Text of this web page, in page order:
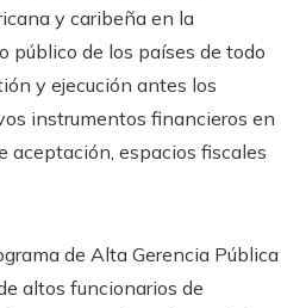
y caribeña en la
público de los países de todo
y ejecución antes los
instrumentos financieros en
aceptación, espacios fiscales
de Alta Gerencia Pública
altos funcionarios de